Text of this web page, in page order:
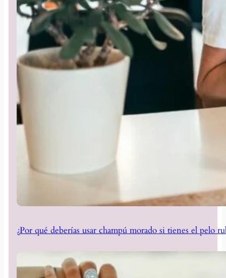
¿Por qué deberías usar champú morado si tienes el pelo